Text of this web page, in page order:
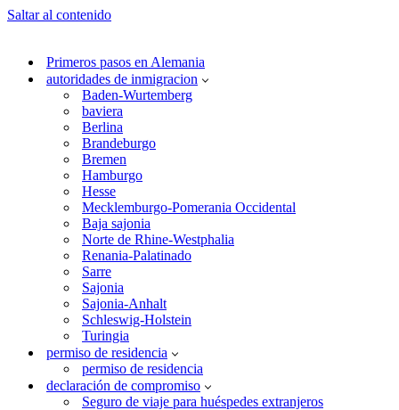
Saltar al contenido
Primeros pasos en Alemania
autoridades de inmigracion
Baden-Wurtemberg
baviera
Berlina
Brandeburgo
Bremen
Hamburgo
Hesse
Mecklemburgo-Pomerania Occidental
Baja sajonia
Norte de Rhine-Westphalia
Renania-Palatinado
Sarre
Sajonia
Sajonia-Anhalt
Schleswig-Holstein
Turingia
permiso de residencia
permiso de residencia
declaración de compromiso
Seguro de viaje para huéspedes extranjeros